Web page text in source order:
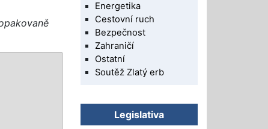
Energetika
Cestovní ruch
Bezpečnost
Zahraničí
Ostatní
Soutěž Zlatý erb
Legislativa